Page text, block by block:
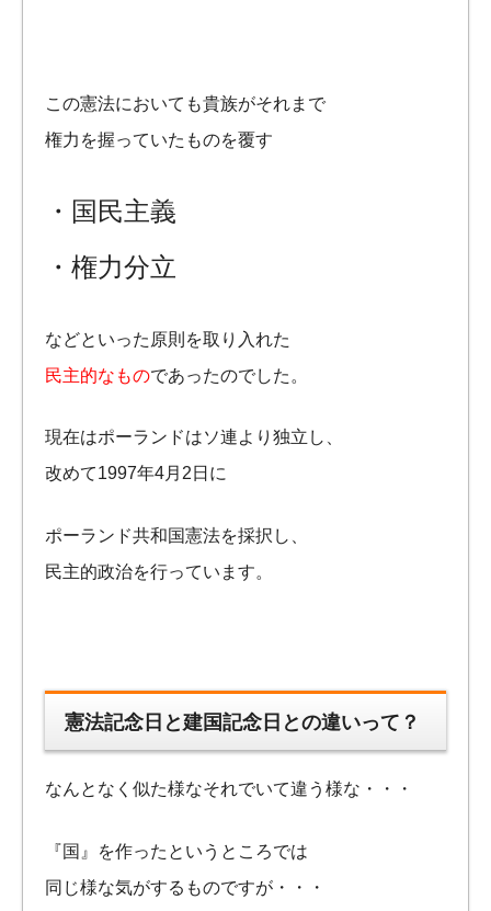
この憲法においても貴族がそれまで
権力を握っていたものを覆す
・国民主義
・権力分立
などといった原則を取り入れた
民主的なものであったのでした。
現在はポーランドはソ連より独立し、
改めて1997年4月2日に
ポーランド共和国憲法を採択し、
民主的政治を行っています。
憲法記念日と建国記念日との違いって？
なんとなく似た様なそれでいて違う様な・・・
『国』を作ったというところでは
同じ様な気がするものですが・・・